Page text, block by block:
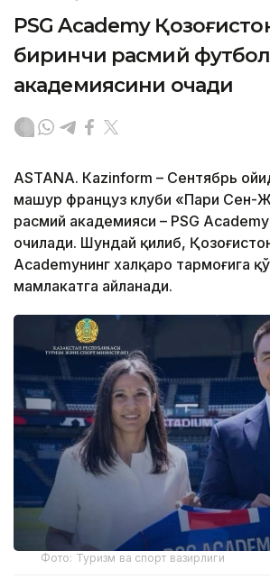
PSG Academy
биринчи расмий футбол
академиясини очади
ASTANА. Кazinform – Сентябрь
машҳур француз клуби «Пари Сен-
расмий академияси – PSG
очилади. Шундай қилиб,
Academyнинг халқаро тармоғига
мамлакатга айланади.
Фото: Туризм ва спорт вазирлиги